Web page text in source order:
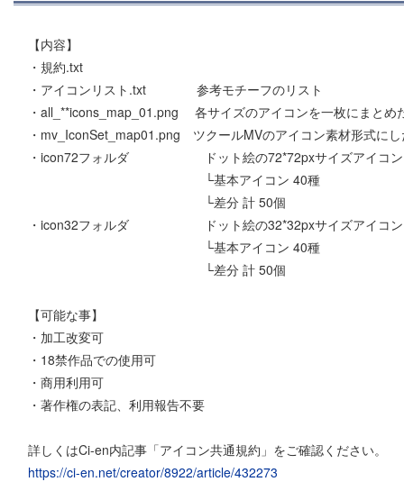
【内容】
・規約.txt
・アイコンリスト.txt 参考モチーフのリスト
・all_**icons_map_01.png 各サイズのアイコンを一枚にまとめ
・mv_IconSet_map01.png ツクールMVのアイコン素材形式に
・icon72フォルダ ドット絵の72*72pxサイズアイコン
└基本アイコン 40種
└差分 計 50個
・icon32フォルダ ドット絵の32*32pxサイズアイコン
└基本アイコン 40種
└差分 計 50個
【可能な事】
・加工改変可
・18禁作品での使用可
・商用利用可
・著作権の表記、利用報告不要
詳しくはCi-en内記事「アイコン共通規約」をご確認ください。
https://ci-en.net/creator/8922/article/432273